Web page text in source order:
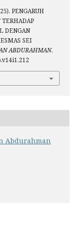
PENGARUH
DENGAN
SEI
ABDURAHMAN,
Abdurahman